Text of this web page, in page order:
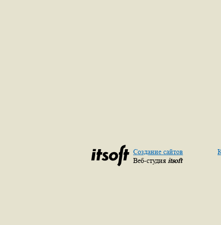
Создание сайтов
Веб-студия itsoft